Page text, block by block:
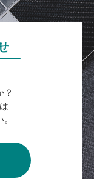
？